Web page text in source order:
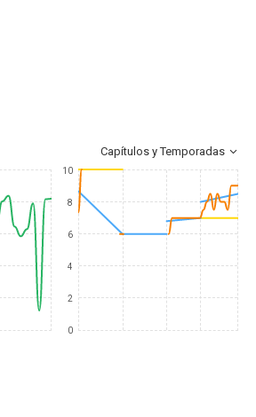
Capítulos y Temporadas
10
8
6
4
2
0